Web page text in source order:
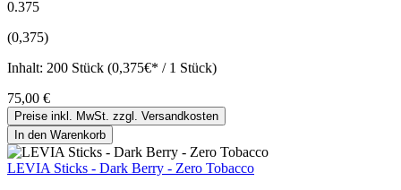
0.375
(0,375)
Inhalt: 200 Stück (0,375€* / 1 Stück)
75,00 €
Preise inkl. MwSt. zzgl. Versandkosten
In den Warenkorb
LEVIA Sticks - Dark Berry - Zero Tobacco